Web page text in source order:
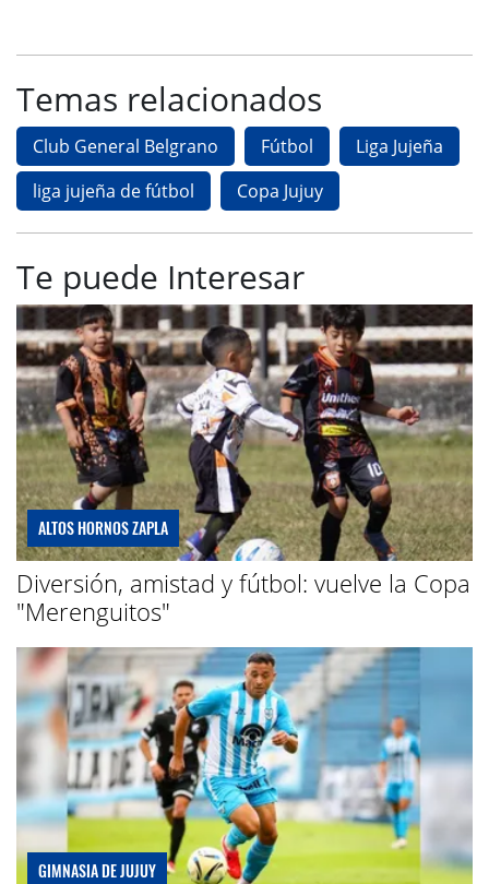
Temas relacionados
Club General Belgrano Fútbol
Liga Jujeña
liga jujeña de fútbol
Copa Jujuy
Te puede Interesar
ALTOS HORNOS ZAPLA
Diversión, amistad y fútbol: vuelve la Copa
"Merenguitos"
GIMNASIA DE JUJUY